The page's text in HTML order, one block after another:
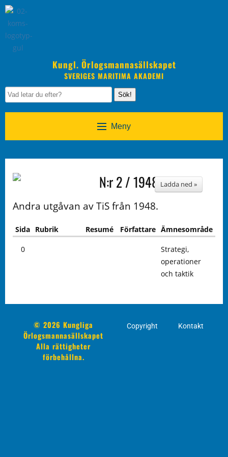
Kungl. Örlogsmannasällskapet
SVERIGES MARITIMA AKADEMI
Sök!
Meny
N:r 2 / 1948 Ladda ned »
Andra utgåvan av TiS från 1948.
Sida Rubrik Resumé Författare Ämnesområde
0
Strategi,
operationer
och taktik
© 2026 Kungliga
Örlogsmannasällskapet
Alla rättigheter
förbehållna.
Copyright Kontakt